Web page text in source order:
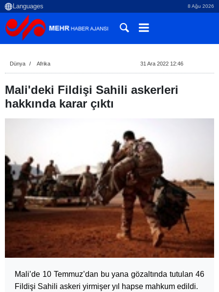
8 Ağu 2026
Dünya Afrika 31 Ara 2022 12:46
Mali'deki Fildişi Sahili askerleri
hakkında karar çıktı
Mali’de 10 Temmuz’dan bu yana gözaltında tutulan 46
Fildişi Sahili askeri yirmişer yıl hapse mahkum edildi.